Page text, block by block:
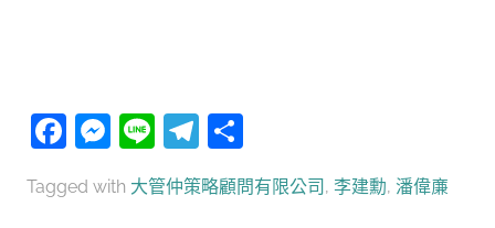
Facebook
Messenger
LineTelegram
Tagged with 大管仲策略顧問有限公司 , 李建勳, 潘偉亷